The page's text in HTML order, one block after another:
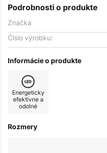
Podrobnosti o produkte
Značka
Číslo výrobku:
Informácie o produkte
Energeticky
efektívne a
odolné
Rozmery